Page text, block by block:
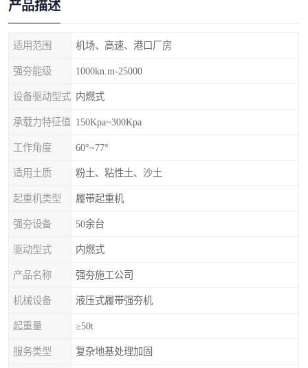
产品描述
适用范围 机场、高速、港口厂房
强夯能级 1000kn.m-25000
设备驱动型式 内燃式
承载力特征值 150Kpa~300Kpa
工作角度 60°~77°
适用土质 粉土、粘性土、沙土
起重机类型 履带起重机
强夯设备 50余台
驱动型式 内燃式
产品名称 强夯施工公司
机械设备 液压式履带强夯机
起重量 ≥50t
服务类型 复杂地基处理加固